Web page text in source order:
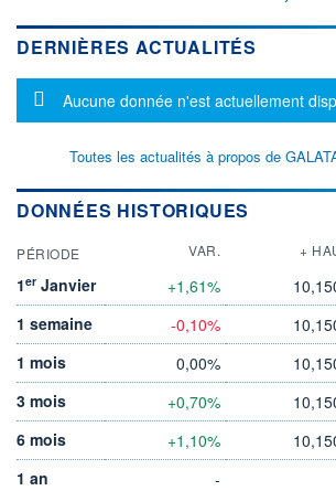
DERNIÈRES ACTUALITÉS
Message d'information
Aucune donnée n'est actuellement
Toutes les actualités à propos de
DONNÉES HISTORIQUES
PÉRIODE VAR. +
1er Janvier +1,61%
1 semaine
-0,10%
1 mois
0,00%
3 mois
+0,70%
6 mois
+1,10%
1 an
-